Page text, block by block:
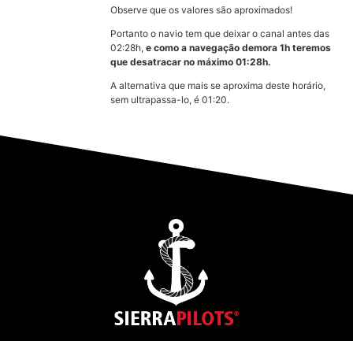
Observe que os valores são aproximados!
Portanto o navio tem que deixar o canal antes das
02:28h, e como a navegação demora 1h teremos
que desatracar no máximo 01:28h.
A alternativa que mais se aproxima deste horário,
sem ultrapassa-lo, é 01:20.